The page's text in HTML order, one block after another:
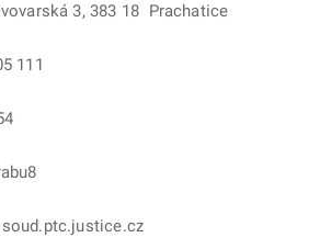
3, 383 18 Prachatice
111